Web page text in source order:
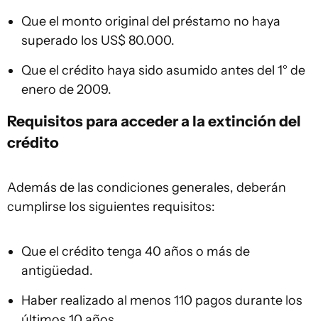
Que el monto original del préstamo no haya
superado los US$ 80.000.
Que el crédito haya sido asumido antes del 1° de
enero de 2009.
Requisitos para acceder a la extinción del
crédito
Además de las condiciones generales, deberán
cumplirse los siguientes requisitos:
Que el crédito tenga 40 años o más de
antigüedad.
Haber realizado al menos 110 pagos durante los